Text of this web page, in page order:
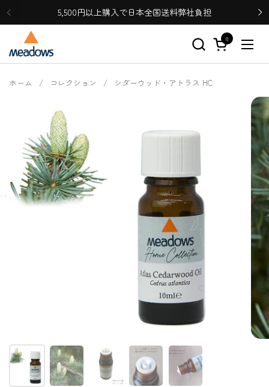
コンテンツへスキップ5,500円以上購入で日本全国送料弊社負担
カートを開く
0
メニ
ホーム / コレクション / シダーウッド・アトラス HC